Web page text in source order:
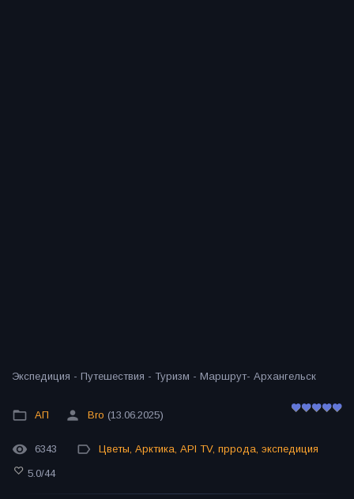
Экспедиция - Путешествия - Туризм - Маршрут- Архангельск
АП Bro (13.06.2025)
6343 Цветы, Арктика, API TV, пррода, экспедиция
5.0/44